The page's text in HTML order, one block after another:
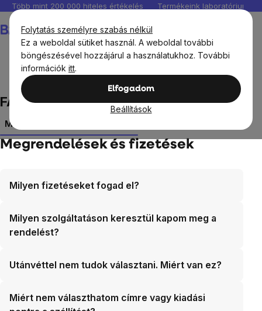
Folytatás személyre szabás nélkül
Ez a weboldal sütiket használ. A weboldal további
böngészésével hozzájárul a használatukhoz. További
információk itt.
Elfogadom
Beállítások
Ugrás
fő
tartalomhoz
Több mint 200 000 hiteles értékelés Termékeink
FAQ
Megrendelések és fizetések
Megrendelések és fizetések
Milyen fizetéseket fogad el?
Milyen szolgáltatáson keresztül kapom meg a
rendelést?
Utánvéttel nem tudok választani. Miért van ez?
Miért nem választhatom címre vagy kiadási